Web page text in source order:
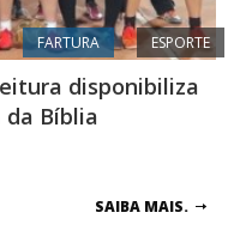
FARTURA ESPORTE
disponibiliza
da Bíblia
SAIBA MAIS.